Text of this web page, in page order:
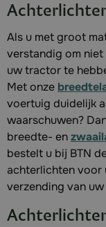
Als u met groot
verstandig om
uw tractor te
Met onze
voertuig duidelijk
waarschuwen?
breedte- en
bestelt u bij BTN
achterlichten voor
verzending van